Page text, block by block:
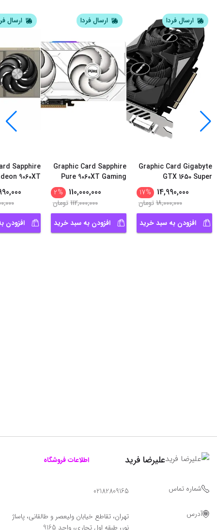
ارسال فردا
Graphic Card Gigabyte
GTX 1650 Super
Windforce OC 4GB
14,990,000
%
17
18,000,000تومان
افزودن به سبد خرید
ارسال فردا
Graphic Card Sapphire
Pure 9060XT Gaming
110,000,000
%
2
112,000,000تومان
افزودن به سبد خرید
ارسال
Sapphire
9060XT
OC 16GB
افزودن
علیرضا فرید اطلاعات فروشگاه
شماره تماس 02182809165
آدرس
تهران، تقاطع خیابان ولیعصر و طالقانی، پاساژ
نور، طبقه اول تجاری، واحد 9165